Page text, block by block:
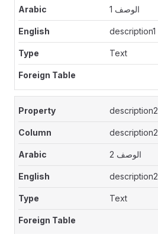
الوصف 1
description1
Text
description2
description2
الوصف 2
description2
Text